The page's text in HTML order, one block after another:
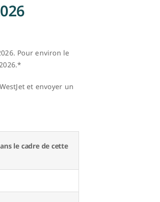
Pour environ le
et envoyer un
le cadre de cette